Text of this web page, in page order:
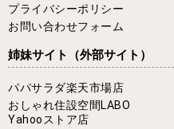
プライバシーポリシー
お問い合わせフォーム
姉妹サイト （外部サイト）
パパサラダ楽天市場店
おしゃれ住設空間LABO
Yahooストア店